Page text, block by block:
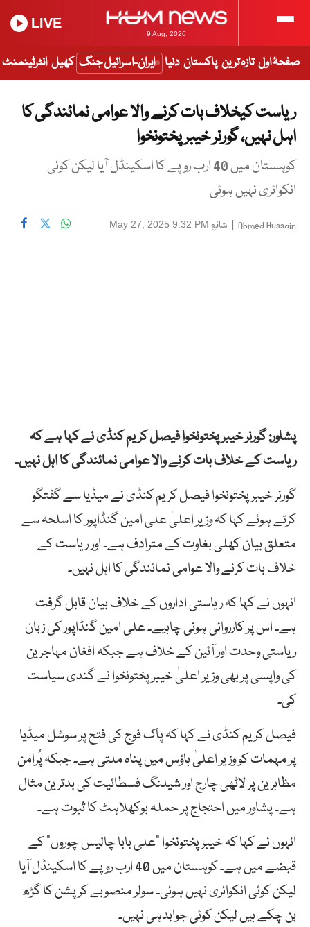
9 Aug, 2026
LIVE
صفحۂ اول تازہ ترین پاکستان دنیا ایران-اسرائیل جنگ کھیل انٹرٹینمنٹ
ریاست کیخلاف بات کرنے والا عوامی نمائندگی کا
اہل نہیں، گورنر خیبر پختونخوا
کوہستان میں 40 ارب روپے کا اسکینڈل آیا لیکن کوئی
انکوائری نہیں ہوئی
Ahmed Hussain
| شائع May 27, 2025 9:32 PM
پشاور: گورنر خیبر پختونخوا فیصل کریم کنڈی نے کہا ہے کہ
ریاست کے خلاف بات کرنے والا عوامی نمائندگی کا اہل نہیں۔
گورنر خیبر پختونخوا فیصل کریم کنڈی نے میڈیا سے گفتگو
کرتے ہوئے کہا کہ وزیر اعلیٰ علی امین گنڈاپور کا اسلحہ سے
متعلق بیان کھلی بغاوت کے مترادف ہے۔ اور ریاست کے
خلاف بات کرنے والا عوامی نمائندگی کا اہل نہیں۔
انہوں نے کہا کہ ریاستی اداروں کے خلاف بیان قابل گرفت
ہے۔ اس پر کارروائی ہونی چاہیے۔ علی امین گنڈاپور کی زبان
ریاستی وحدت اور آئین کے خلاف ہے جبکہ افغان مہاجرین
کی واپسی پر بھی وزیر اعلیٰ خیبر پختونخوا نے گندی سیاست
کی۔
فیصل کریم کنڈی نے کہا کہ پاک فوج کی فتح پر سوشل میڈیا
پر مہمات کو وزیر اعلیٰ ہاؤس میں پناہ ملتی ہے۔ جبکہ پُرامن
مظاہرین پر لاٹھی چارج اور شیلنگ فسطائیت کی بدترین مثال
ہے۔ پشاور میں احتجاج پر حملہ بوکھلاہٹ کا ثبوت ہے۔
انہوں نے کہا کہ خیبرپختونخوا “علی بابا چالیس چوروں” کے
قبضے میں ہے۔ کوہستان میں 40 ارب روپے کا اسکینڈل آیا
لیکن کوئی انکوائری نہیں ہوئی۔ سولر منصوبے کرپشن کا گڑھ
بن چکے ہیں لیکن کوئی جوابدہی نہیں۔